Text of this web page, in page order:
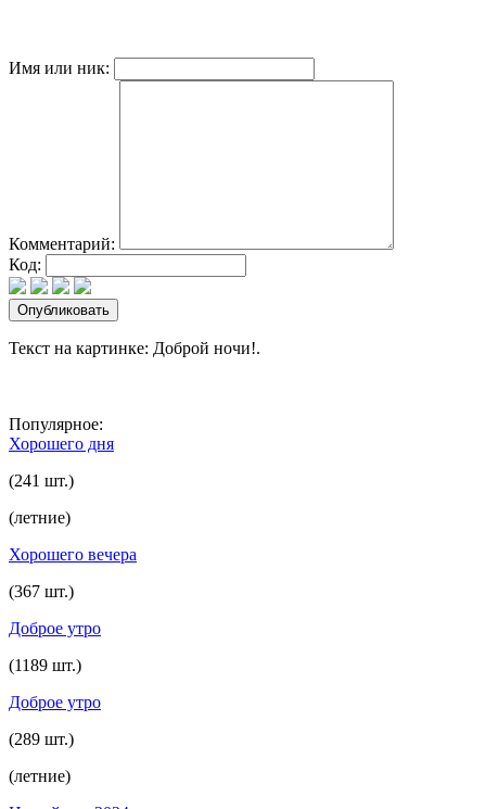
Имя или ник:
Комментарий:
Код:
Текст на картинке: Доброй ночи!.
Популярное:
Хорошего дня
(241 шт.)
(летние)
Хорошего вечера
(367 шт.)
Доброе утро
(1189 шт.)
Доброе утро
(289 шт.)
(летние)